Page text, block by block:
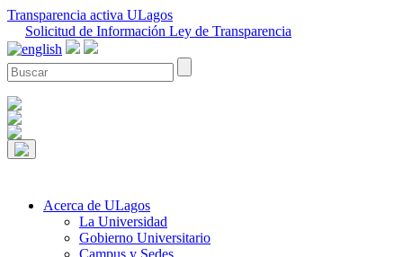
Transparencia activa ULagos
Solicitud de Información Ley de Transparencia
Acerca de ULagos
La Universidad
Gobierno Universitario
Campus y Sedes